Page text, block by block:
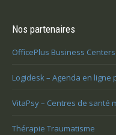
Nos partenaires
OfficePlus Business Centers
Logidesk – Agenda en ligne
VitaPsy – Centres de santé
Thérapie Traumatisme